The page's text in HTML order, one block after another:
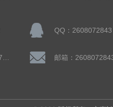
QQ：2608072843
邮箱：